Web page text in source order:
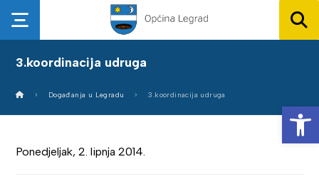
3.koordinacija udruga
Događanja u Legradu 3.koordinacija udruga
Ponedjeljak, 2. lipnja 2014.